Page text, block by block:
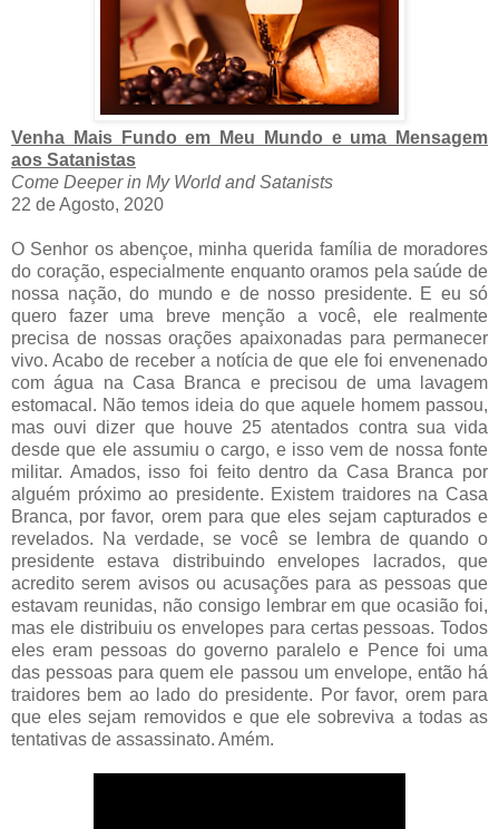
Venha Mais Fundo em Meu Mundo e uma Mensagem
aos Satanistas
Come Deeper in My World and Satanists
22 de Agosto, 2020
O Senhor os abençoe, minha querida família de moradores
do coração, especialmente enquanto oramos pela saúde de
nossa nação, do mundo e de nosso presidente. E eu só
quero fazer uma breve menção a você, ele realmente
precisa de nossas orações apaixonadas para permanecer
vivo. Acabo de receber a notícia de que ele foi envenenado
com água na Casa Branca e precisou de uma lavagem
estomacal. Não temos ideia do que aquele homem passou,
mas ouvi dizer que houve 25 atentados contra sua vida
desde que ele assumiu o cargo, e isso vem de nossa fonte
militar. Amados, isso foi feito dentro da Casa Branca por
alguém próximo ao presidente. Existem traidores na Casa
Branca, por favor, orem para que eles sejam capturados e
revelados. Na verdade, se você se lembra de quando o
presidente estava distribuindo envelopes lacrados, que
acredito serem avisos ou acusações para as pessoas que
estavam reunidas, não consigo lembrar em que ocasião foi,
mas ele distribuiu os envelopes para certas pessoas. Todos
eles eram pessoas do governo paralelo e Pence foi uma
das pessoas para quem ele passou um envelope, então há
traidores bem ao lado do presidente. Por favor, orem para
que eles sejam removidos e que ele sobreviva a todas as
tentativas de assassinato. Amém.